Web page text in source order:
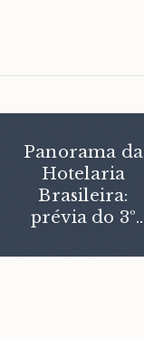
Panorama da
Hotelaria
Brasileira:
prévia do 3º
2010